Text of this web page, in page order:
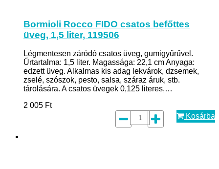
Bormioli Rocco FIDO csatos befőttes
üveg, 1,5 liter, 119506
Légmentesen záródó csatos üveg, gumigyűrűvel.
Űrtartalma: 1,5 liter. Magassága: 22,1 cm Anyaga:
edzett üveg. Alkalmas kis adag lekvárok, dzsemek,
zselé, szószok, pesto, salsa, száraz áruk, stb.
tárolására. A csatos üvegek 0,125 literes,…
2 005 Ft
Kosárba